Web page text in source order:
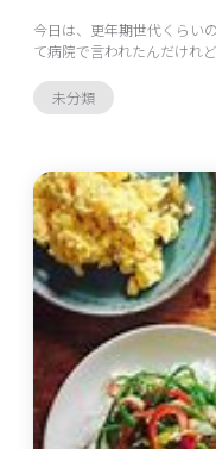
今日は、更年期世代くらい
て病院で言われたんだけれ
未分類